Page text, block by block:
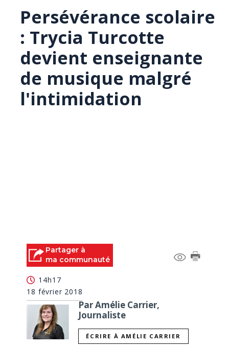
Persévérance scolaire
: Trycia Turcotte
devient enseignante
de musique malgré
l'intimidation
Partager à
ma communauté
14h17
18 février 2018
Par Amélie Carrier,
Journaliste
ÉCRIRE À AMÉLIE CARRIER